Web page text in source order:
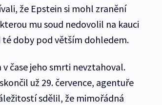
že Epstein si mohl zranění
mu soud nedovolil na kauci
doby pod větším dohledem.
čase jeho smrti nevztahoval.
už 29. července, agentuře
sdělil, že mimořádná